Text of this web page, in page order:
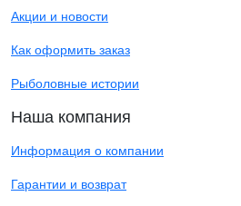
Акции и новости
Как оформить заказ
Рыболовные истории
Наша компания
Информация о компании
Гарантии и возврат